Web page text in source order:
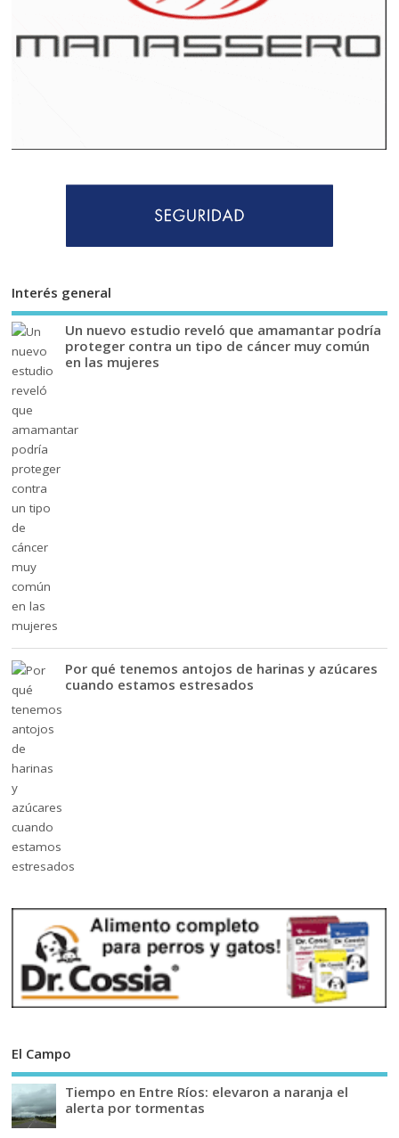
Interés general
Un nuevo estudio reveló que amamantar podría
proteger contra un tipo de cáncer muy común
en las mujeres
Por qué tenemos antojos de harinas y azúcares
cuando estamos estresados
El Campo
Tiempo en Entre Ríos: elevaron a naranja el
alerta por tormentas